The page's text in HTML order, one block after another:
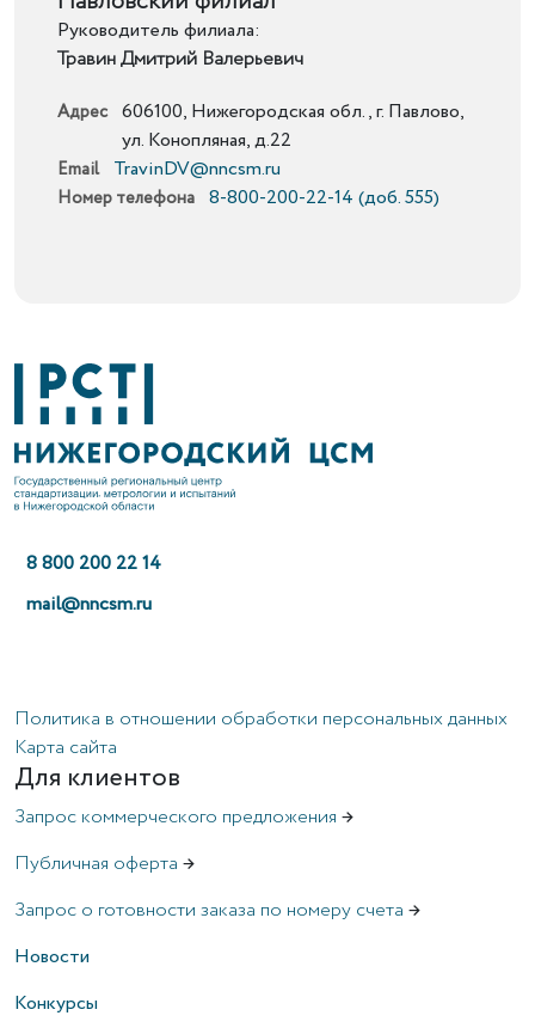
Руководитель филиала:
Травин Дмитрий Валерьевич
Адрес 606100, Нижегородская обл., г. Павлово,
ул. Конопляная, д.22
Email TravinDV@nncsm.ru
Номер телефона 8-800-200-22-14 (доб. 555)
8 800 200 22 14
mail@nncsm.ru
Политика в отношении обработки персональных данных
Карта сайта
Для клиентов
Запрос коммерческого предложения →
Публичная оферта →
Запрос о готовности заказа по номеру счета →
Новости
Конкурсы